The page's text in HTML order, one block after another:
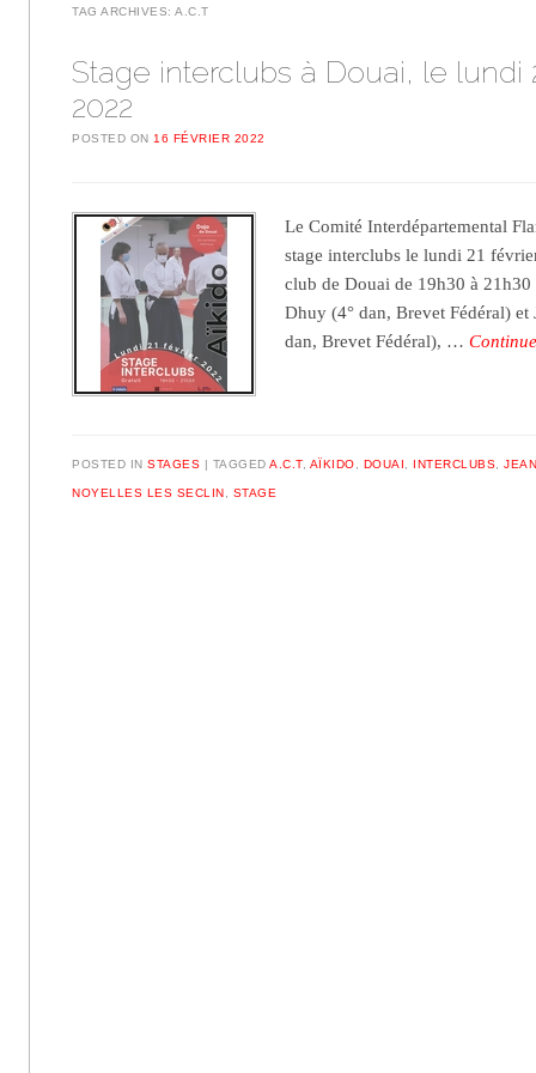
TAG ARCHIVES:A.C.T
Stage interclubs à Douai, le lundi
2022
POSTED ON16 FÉVRIER 2022
Le Comité Interdépartemental
stage interclubs le lundi 21
club de Douai de 19h30 à 21h30
Dhuy (4° dan, Brevet Fédéral) et
dan, Brevet Fédéral), …
POSTED INSTAGES TAGGEDA.C.T, AÏKIDO DOUAI INTERCLUBS ,
NOYELLES LES SECLIN STAGE